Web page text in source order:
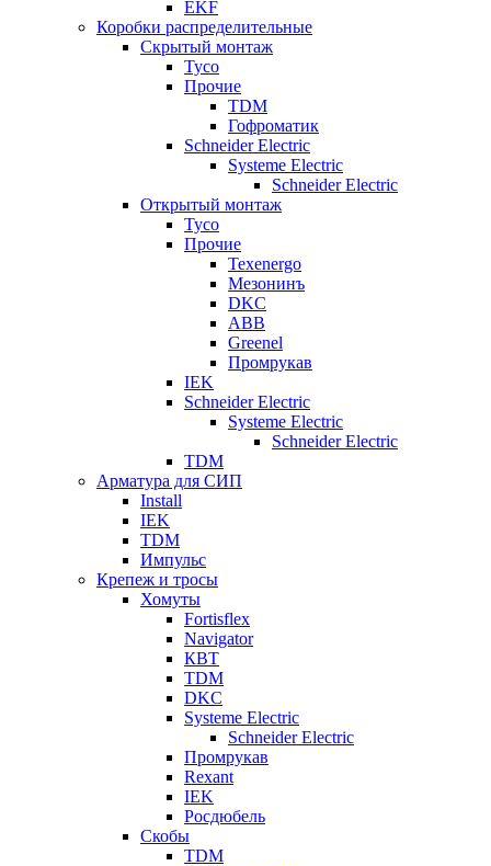
EKF
Коробки распределительные
Скрытый монтаж
Tyco
Прочие
TDM
Гофроматик
Schneider Electric
Systeme Electric
Schneider Electric
Открытый монтаж
Tyco
Прочие
Texenergo
Мезонинъ
DKC
ABB
Greenel
Промрукав
IEK
Schneider Electric
Systeme Electric
Schneider Electric
TDM
Арматура для СИП
Install
IEK
TDM
Импульс
Крепеж и тросы
Хомуты
Fortisflex
Navigator
КВТ
TDM
DKC
Systeme Electric
Schneider Electric
Промрукав
Rexant
IEK
Росдюбель
Скобы
TDM